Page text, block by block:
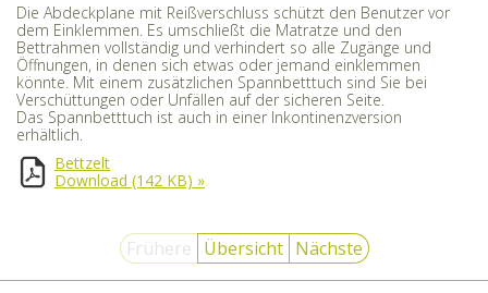
Die Abdeckplane mit Reißverschluss schützt den Benutzer vor
dem Einklemmen. Es umschließt die Matratze und den
Bettrahmen vollständig und verhindert so alle Zugänge und
Öffnungen, in denen sich etwas oder jemand einklemmen
könnte. Mit einem zusätzlichen Spannbetttuch sind Sie bei
Verschüttungen oder Unfällen auf der sicheren Seite.
Das Spannbetttuch ist auch in einer Inkontinenzversion
erhältlich.
Bettzelt
Download (142 KB) »
Frühere Übersicht Nächste